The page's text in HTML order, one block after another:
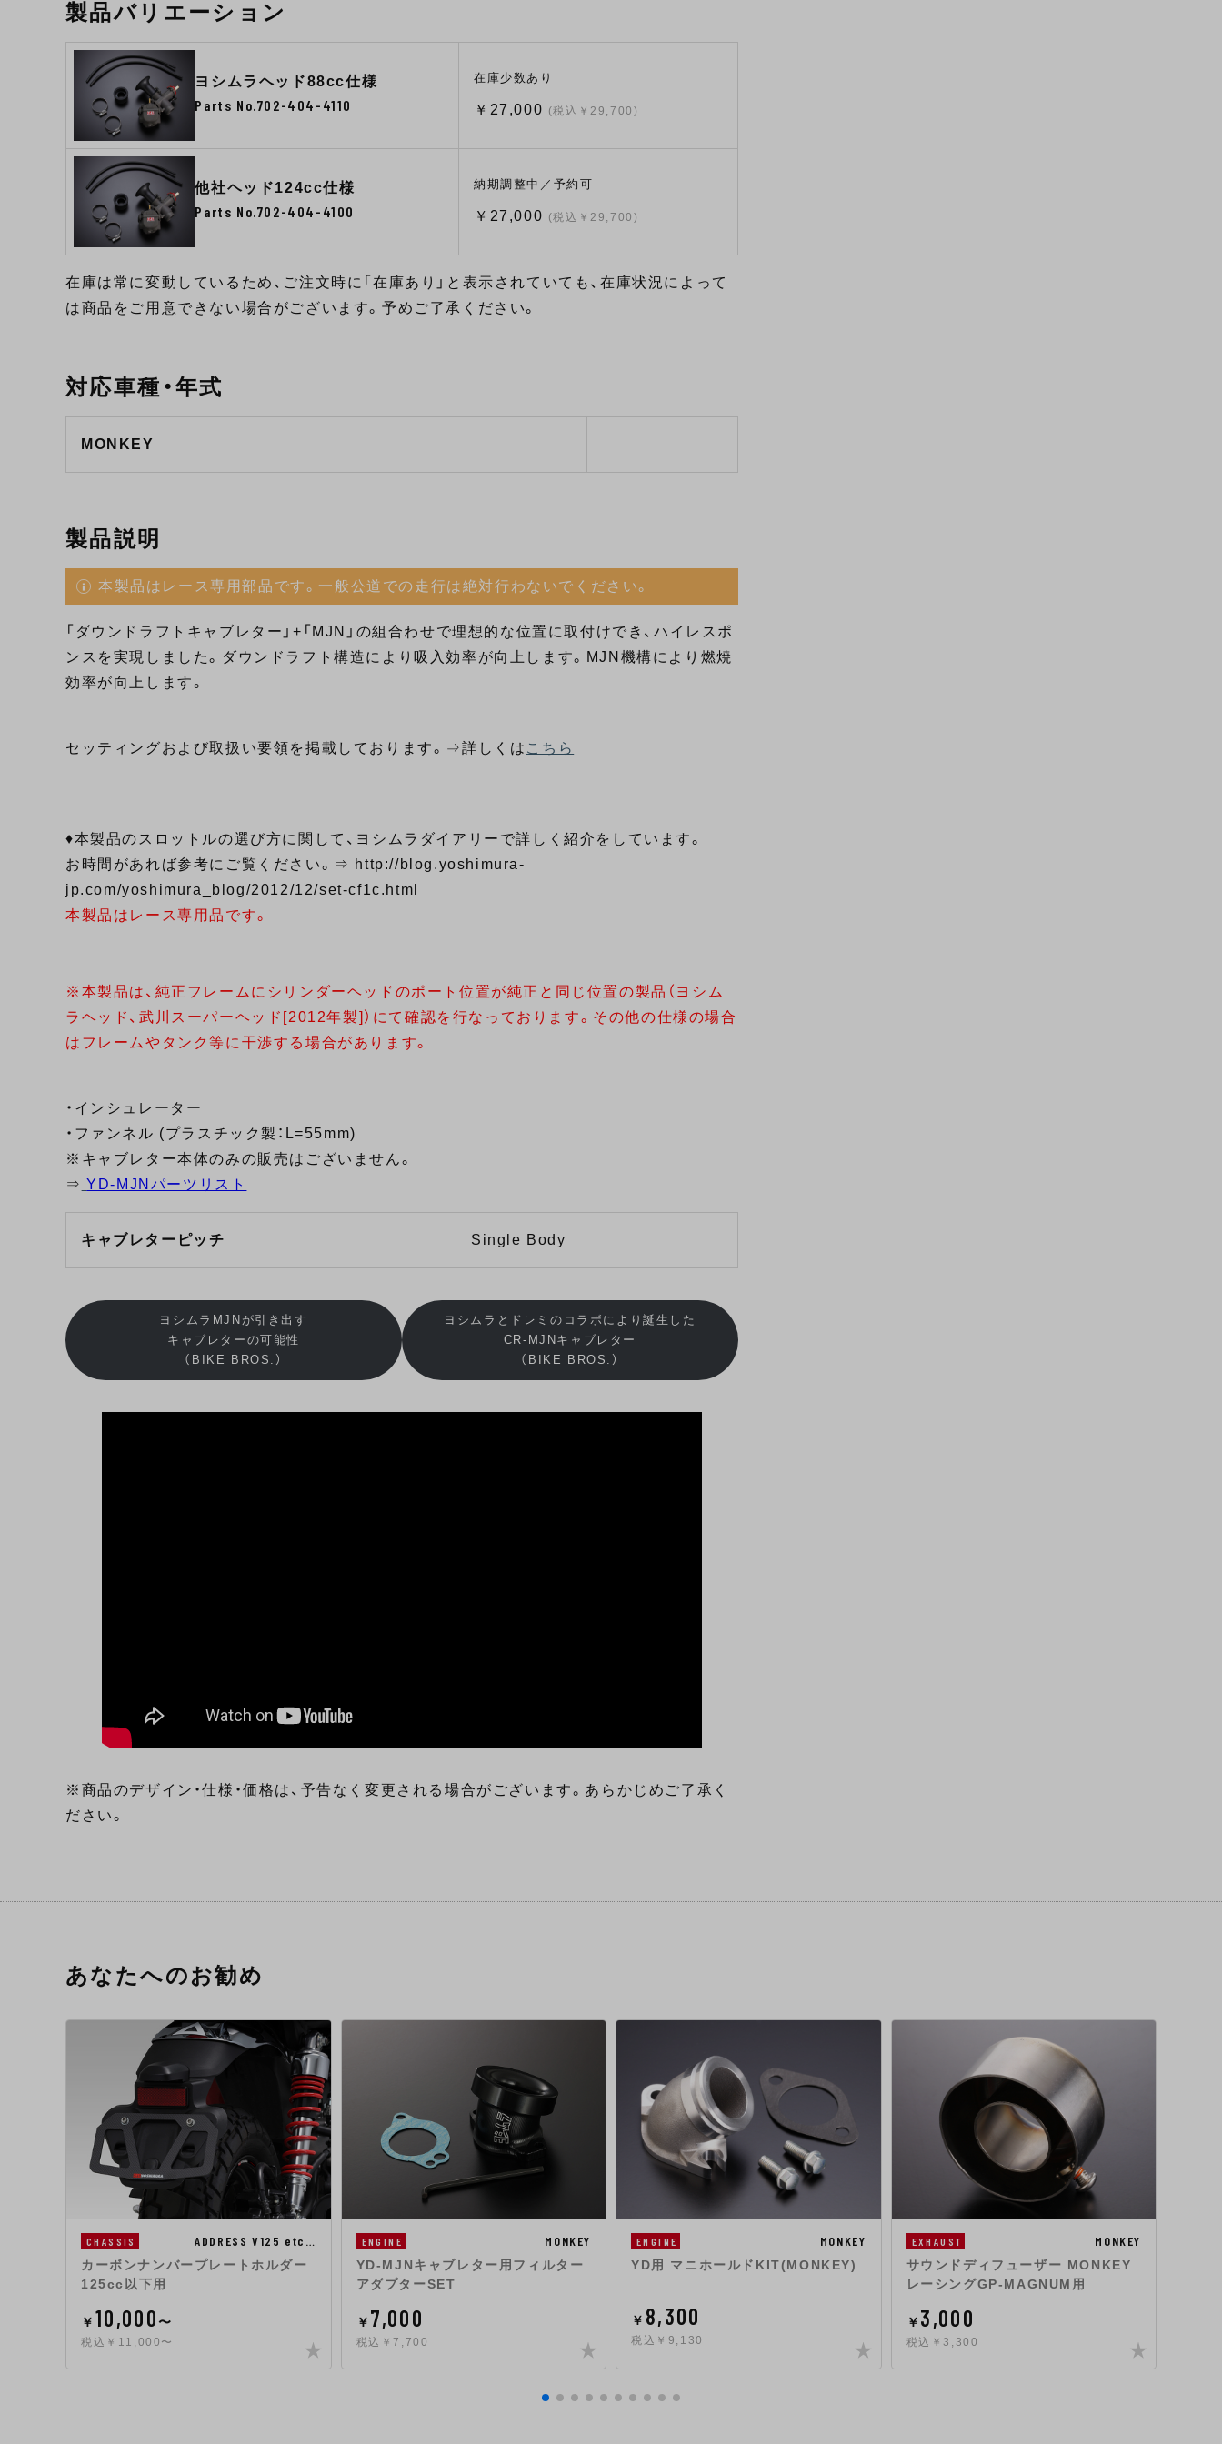
製品バリエーション
ヨシムラヘッド88cc仕様
Parts No.702-404-4110
在庫少数あり
￥27,000 (税込￥29,700)
他社ヘッド124cc仕様
Parts No.702-404-4100
納期調整中／予約可
￥27,000 (税込￥29,700)
在庫は常に変動しているため、ご注文時に「在庫あり」と表示されていても、在庫状況によって
は商品をご用意できない場合がございます。予めご了承ください。
対応車種・年式
MONKEY
製品説明
本製品はレース専用部品です。一般公道での走行は絶対行わないでください。
「ダウンドラフトキャブレター」+「MJN」の組合わせで理想的な位置に取付けでき、ハイレスポ
ンスを実現しました。ダウンドラフト構造により吸入効率が向上します。MJN機構により燃焼
効率が向上します。
セッティングおよび取扱い要領を掲載しております。⇒詳しくは こちら
♦本製品のスロットルの選び方に関して、ヨシムラダイアリーで詳しく紹介をしています。
お時間があれば参考にご覧ください。⇒ http://blog.yoshimura-
jp.com/yoshimura_blog/2012/12/set-cf1c.html
本製品はレース専用品です。
※本製品は、純正フレームにシリンダーヘッドのポート位置が純正と同じ位置の製品（ヨシム
ラヘッド、武川スーパーヘッド[2012年製]）にて確認を行なっております。その他の仕様の場合
はフレームやタンク等に干渉する場合があります。
・インシュレーター
・ファンネル (プラスチック製：L=55mm)
※キャブレター本体のみの販売はございません。
⇒ YD-MJNパーツリスト
キャブレターピッチ Single Body
ヨシムラMJNが引き出す
キャブレターの可能性
（BIKE BROS.）
ヨシムラとドレミのコラボにより誕生した
CR-MJNキャブレター
（BIKE BROS.）
※商品のデザイン・仕様・価格は、予告なく変更される場合がございます。あらかじめご了承く
ださい。
あなたへのお勧め
CHASSIS ADDRESS V125 etc…
カーボンナンバープレートホルダー
125cc以下用
￥ 10,000〜
税込￥11,000〜
ENGINE MONKEY
YD-MJNキャブレター用フィルター
アダプターSET
￥ 7,000
税込￥7,700
ENGINE MONKEY
YD用 マニホールドKIT(MONKEY)
￥ 8,300
税込￥9,130
EXHAUST MONKEY
サウンドディフューザー MONKEY
レーシングGP-MAGNUM用
￥ 3,000
税込￥3,300